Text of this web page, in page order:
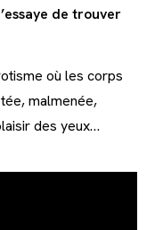
de trouver
où les corps
malmenée,
des yeux…